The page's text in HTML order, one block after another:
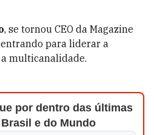
, se tornou CEO da Magazine
para liderar a
multicanalidade.
por dentro das últimas
e do Mundo